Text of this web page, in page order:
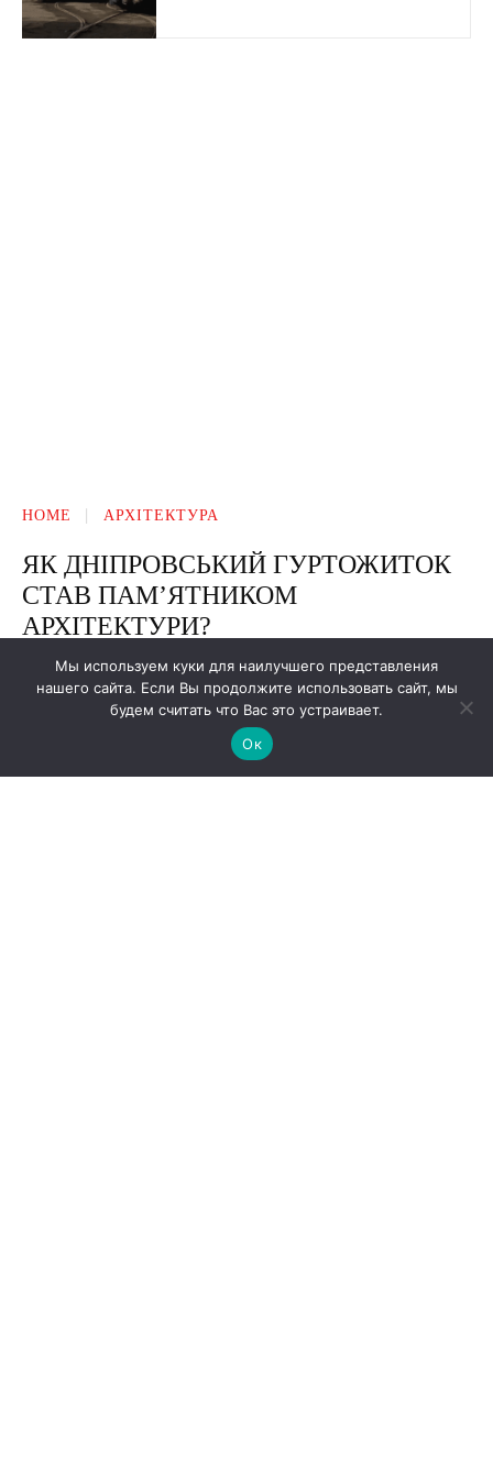
Мы используем куки для наилучшего представления
нашего сайта. Если Вы продолжите использовать сайт, мы
будем считать что Вас это устраивает.
Ок